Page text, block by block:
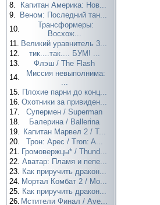
8.
Капитан Америка: Нов...
9.
Веном: Последний тан...
10.
Трансформеры:
Восхож...
11. Великий уравнитель 3...
12.
тик....так.... БУМ! ...
13.
Флэш / The Flash
14.
Миссия невыполнима:
...
15. Плохие парни до конц...
16. Охотники за привиден...
17.
Супермен / Superman
18.
Балерина / Ballerina
19. Капитан Марвел 2 / T...
20.
Трон: Арес / Tron: A...
21. Громовержцы* / Thund...
22. Аватар: Пламя и пепе...
23. Как приручить дракон...
24. Мортал Комбат 2 / Mo...
25. Как приручить дракон...
26. Мстители Финал / Ave...